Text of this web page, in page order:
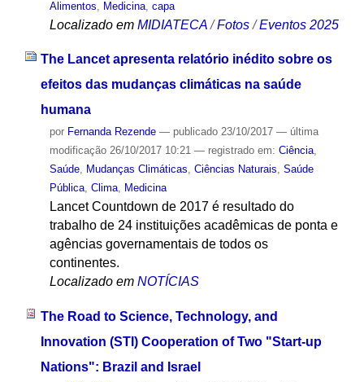
Alimentos
Medicina, capa
Localizado em MIDIATECA /Fotos /Eventos 2025
The Lancet apresenta relatório inédito sobre os
efeitos das mudanças climáticas na saúde
humana
por Fernanda Rezende — publicado23/10/2017 — última
modificação26/10/2017 10:21 — registrado em: Ciência,
Saúde, Mudanças Climáticas, Ciências Naturais, Saúde
Pública, Clima, Medicina
Lancet Countdown de 2017 é resultado do
trabalho de 24 instituições acadêmicas de ponta e
agências governamentais de todos os
continentes.
Localizado em NOTÍCIAS
The Road to Science, Technology, and
Innovation (STI) Cooperation of Two "Start-up
Nations": Brazil and Israel